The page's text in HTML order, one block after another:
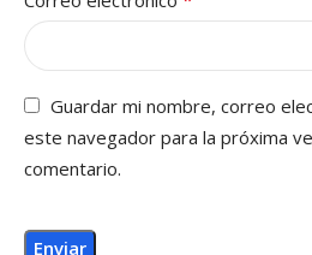
Guardar mi nombre, correo
este navegador para la próxima
comentario.